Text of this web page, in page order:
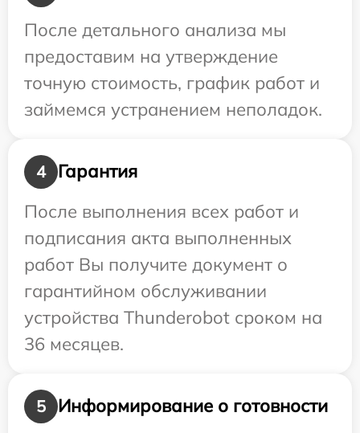
После детального анализа мы
предоставим на утверждение
точную стоимость, график работ и
займемся устранением неполадок.
4
Гарантия
После выполнения всех работ и
подписания акта выполненных
работ Вы получите документ о
гарантийном обслуживании
устройства Thunderobot сроком на
36 месяцев.
5
Информирование о готовности